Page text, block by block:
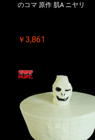
のコマ 原作 肌A ニヤリ
￥3,861